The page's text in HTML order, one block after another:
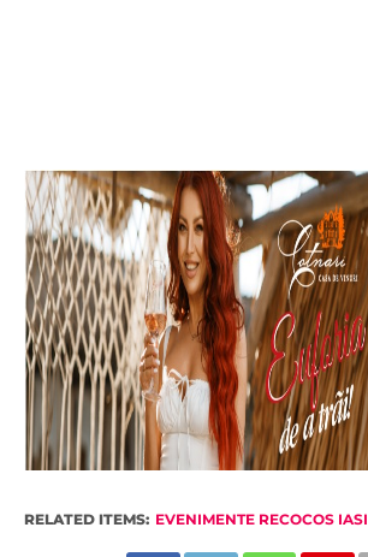
RELATED ITEMS: EVENIMENTE RECOCOS IASI